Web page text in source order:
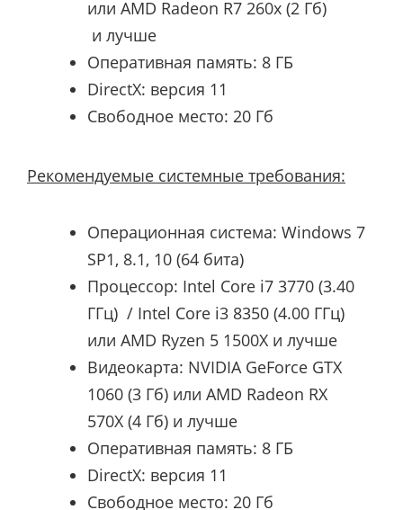
или AMD Radeon R7 260x (2 Гб)
и лучше
Оперативная память: 8 ГБ
DirectX: версия 11
Свободное место: 20 Гб
Рекомендуемые системные требования:
Операционная система: Windows 7
SP1, 8.1, 10 (64 бита)
Процессор: Intel Core i7 3770 (3.40
ГГц) / Intel Core i3 8350 (4.00 ГГц)
или AMD Ryzen 5 1500X и лучше
Видеокарта: NVIDIA GeForce GTX
1060 (3 Гб) или AMD Radeon RX
570X (4 Гб) и лучше
Оперативная память: 8 ГБ
DirectX: версия 11
Свободное место: 20 Гб